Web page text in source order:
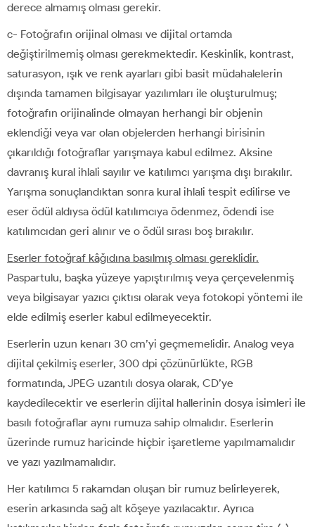
derece almamış olması gerekir.
c- Fotoğrafın orijinal olması ve dijital ortamda
değiştirilmemiş olması gerekmektedir. Keskinlik, kontrast,
saturasyon, ışık ve renk ayarları gibi basit müdahalelerin
dışında tamamen bilgisayar yazılımları ile oluşturulmuş;
fotoğrafın orijinalinde olmayan herhangi bir objenin
eklendiği veya var olan objelerden herhangi birisinin
çıkarıldığı fotoğraflar yarışmaya kabul edilmez. Aksine
davranış kural ihlali sayılır ve katılımcı yarışma dışı bırakılır.
Yarışma sonuçlandıktan sonra kural ihlali tespit edilirse ve
eser ödül aldıysa ödül katılımcıya ödenmez, ödendi ise
katılımcıdan geri alınır ve o ödül sırası boş bırakılır.
Eserler fotoğraf kâğıdına basılmış olması gereklidir.
Paspartulu, başka yüzeye yapıştırılmış veya çerçevelenmiş
veya bilgisayar yazıcı çıktısı olarak veya fotokopi yöntemi ile
elde edilmiş eserler kabul edilmeyecektir.
Eserlerin uzun kenarı 30 cm’yi geçmemelidir. Analog veya
dijital çekilmiş eserler, 300 dpi çözünürlükte, RGB
formatında, JPEG uzantılı dosya olarak, CD’ye
kaydedilecektir ve eserlerin dijital hallerinin dosya isimleri ile
basılı fotoğraflar aynı rumuza sahip olmalıdır. Eserlerin
üzerinde rumuz haricinde hiçbir işaretleme yapılmamalıdır
ve yazı yazılmamalıdır.
Her katılımcı 5 rakamdan oluşan bir rumuz belirleyerek,
eserin arkasında sağ alt köşeye yazılacaktır. Ayrıca